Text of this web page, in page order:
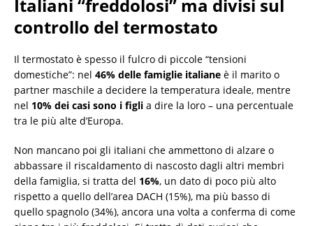
Italiani “freddolosi” ma divisi sul
controllo del termostato
Il termostato è spesso il fulcro di piccole “tensioni
domestiche”: nel 46% delle famiglie italiane è il marito o
partner maschile a decidere la temperatura ideale, mentre
nel 10% dei casi sono i figli a dire la loro – una percentuale
tra le più alte d’Europa.
Non mancano poi gli italiani che ammettono di alzare o
abbassare il riscaldamento di nascosto dagli altri membri
della famiglia, si tratta del 16%, un dato di poco più alto
rispetto a quello dell’area DACH (15%), ma più basso di
quello spagnolo (34%), ancora una volta a conferma di come